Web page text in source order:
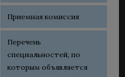
Приемная комиссия
Перечень
специальностей, по
которым объявляется